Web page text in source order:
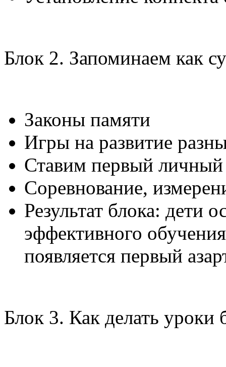
Блок 2. Запоминаем как
Законы памяти
Игры на развитие
Ставим первый личный
Соревнование,
Результат блока: дети
эффективного
появляется первый
Блок 3. Как делать уроки